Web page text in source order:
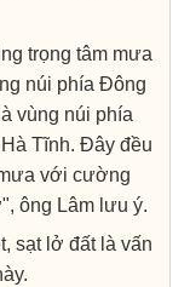
trọng tâm mưa
núi phía Đông
vùng núi phía
Tĩnh. Đây đều
với cường
ông Lâm lưu ý.
sạt lở đất là vấn